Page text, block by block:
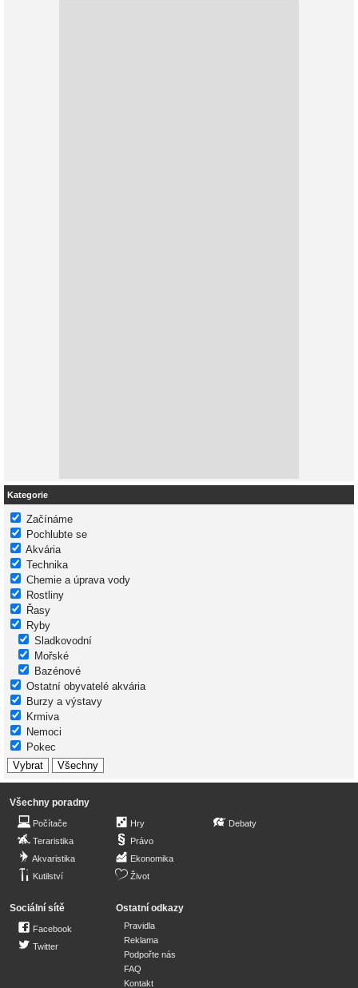
Kategorie
Začínáme
Pochlubte se
Akvária
Technika
Chemie a úprava vody
Rostliny
Řasy
Ryby
Sladkovodní
Mořské
Bazénové
Ostatní obyvatelé akvária
Burzy a výstavy
Krmiva
Nemoci
Pokec
Všechny poradny
Počítače
Teraristika
Akvaristika
Kutilství
Hry
Právo
Ekonomika
Život
Debaty
Sociální sítě
Facebook
Twitter
Ostatní odkazy
Pravidla
Reklama
Podpořte nás
FAQ
Kontakt